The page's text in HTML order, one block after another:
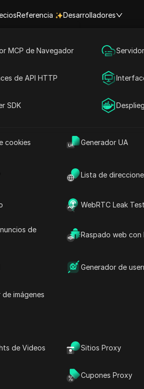
redes sociales
cookies Generador UA
Lista de
WebRTC Leak Test
de
Raspado web con
Generador de
imágenes
de Videos Sitios Proxy
Cupones Proxy
Referencia Desarrolladores
MCP de Navegador
de API HTTP
SDK en las
Berlín